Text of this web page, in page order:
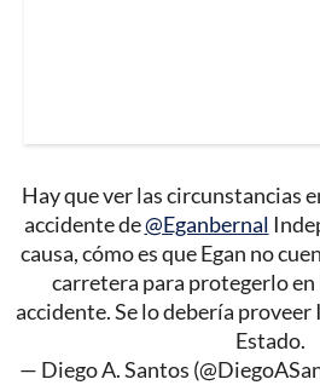
Hay que ver las circunstancias
accidente de@Eganbernal
causa, cómo es que Egan no
carretera para protegerlo en
accidente. Se lo debería proveer
Estado.
— Diego A. Santos